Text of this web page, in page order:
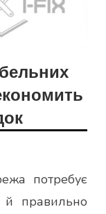
потребує
правильно